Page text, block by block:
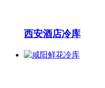
西安酒店冷库